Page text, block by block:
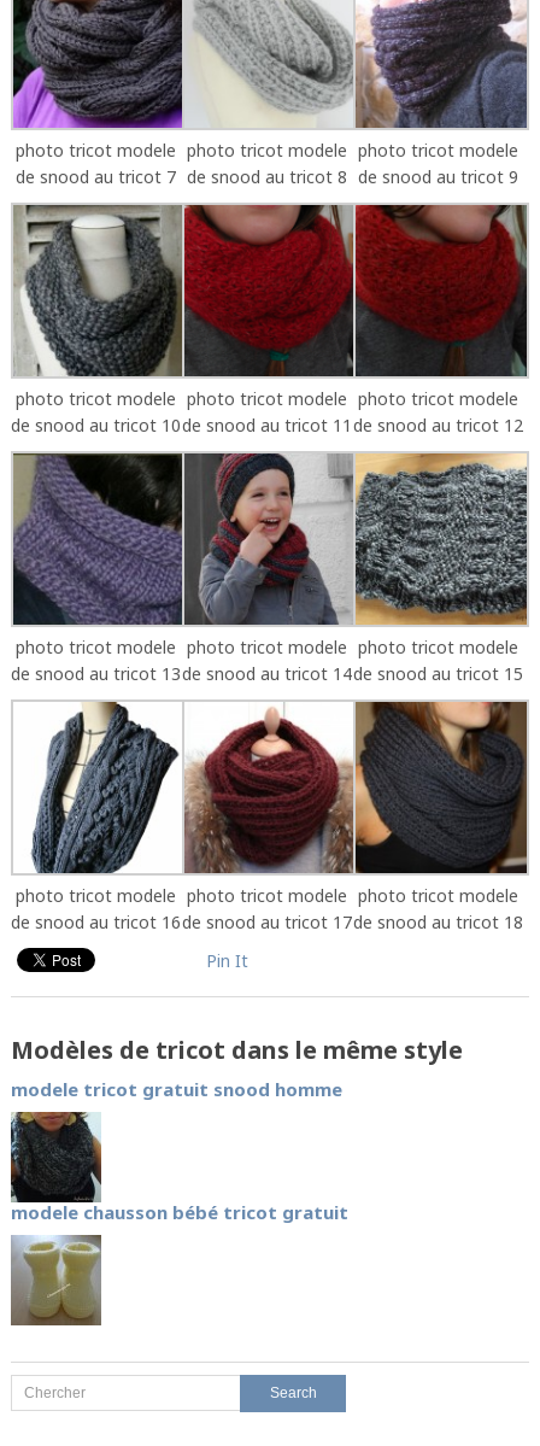
photo tricot modele
de snood au tricot 7
photo tricot modele
de snood au tricot 8
photo tricot modele
de snood au tricot 9
photo tricot modele
de snood au tricot 10
photo tricot modele
de snood au tricot 11
photo tricot modele
de snood au tricot 12
photo tricot modele
de snood au tricot 13
photo tricot modele
de snood au tricot 14
photo tricot modele
de snood au tricot 15
photo tricot modele
de snood au tricot 16
photo tricot modele
de snood au tricot 17
photo tricot modele
de snood au tricot 18
Pin It
Modèles de tricot dans le même style
modele tricot gratuit snood homme
modele chausson bébé tricot gratuit